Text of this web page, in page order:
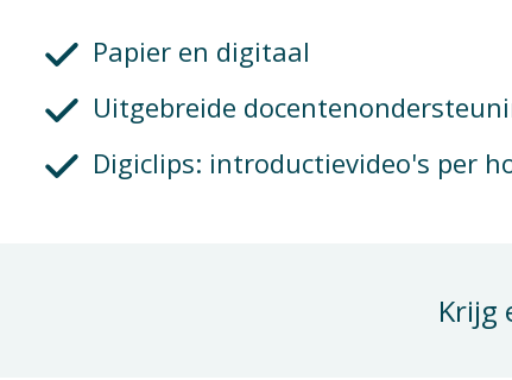
Papier en digitaal
Uitgebreide
Digiclips: introductievideo's per
Krijg